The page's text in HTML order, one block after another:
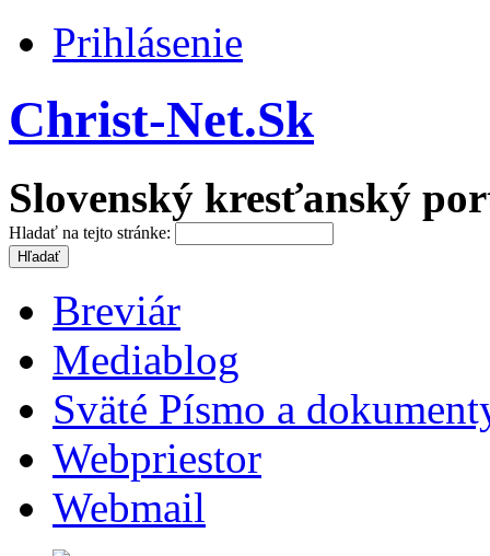
Prihlásenie
Christ-Net.Sk
Slovenský kresťanský
Hladať na tejto stránke:
Breviár
Mediablog
Sväté Písmo a
Webpriestor
Webmail